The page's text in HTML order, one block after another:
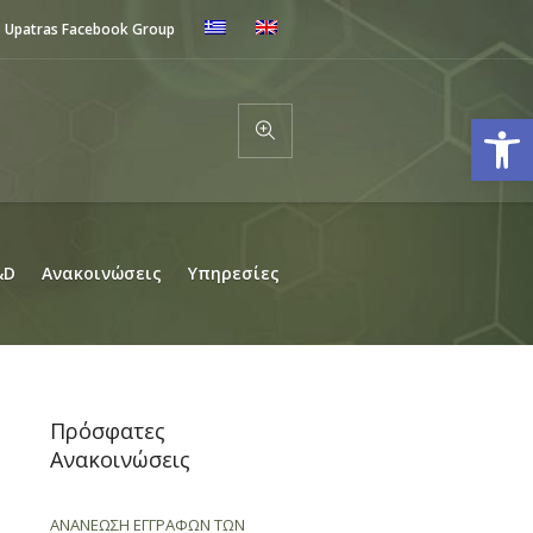
Upatras Facebook Group
Ανακοινώσεις Υπηρεσίες
Πρόσφατες
Ανακοινώσεις
ΑΝΑΝΕΩΣΗ ΕΓΓΡΑΦΩΝ ΤΩΝ